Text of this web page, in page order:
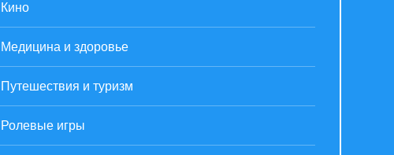
Кино
Медицина и здоровье
Путешествия и туризм
Ролевые игры